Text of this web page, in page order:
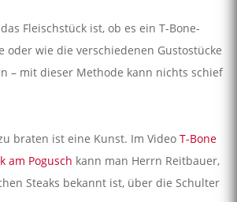
Fleischstück ist, ob es ein T-Bone-
oder wie die verschiedenen Gustostücke
– mit dieser Methode kann nichts schief
braten ist eine Kunst. Im Video T-Bone
am Pogusch kann man Herrn Reitbauer,
Steaks bekannt ist, über die Schulter